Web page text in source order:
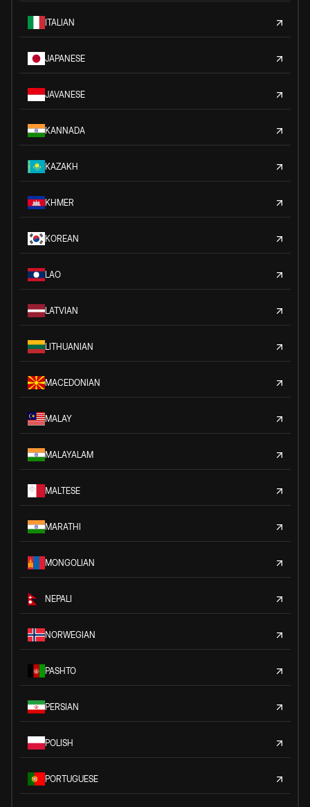
ITALIAN
JAPANESE
JAVANESE
KANNADA
KAZAKH
KHMER
KOREAN
LAO
LATVIAN
LITHUANIAN
MACEDONIAN
MALAY
MALAYALAM
MALTESE
MARATHI
MONGOLIAN
NEPALI
NORWEGIAN
PASHTO
PERSIAN
POLISH
PORTUGUESE